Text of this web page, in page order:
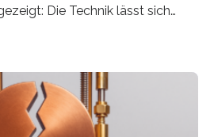
Die Technik lässt sich
Thorium-
Das hatte man jahrzehntelang
nach den passenden
worden, 2024 gelang